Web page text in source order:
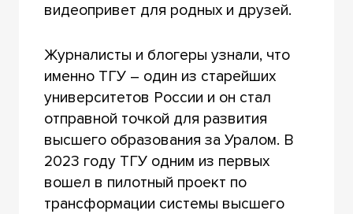
видеопривет для родных и друзей.
Журналисты и блогеры узнали, что
именно ТГУ – один из старейших
университетов России и он стал
отправной точкой для развития
высшего образования за Уралом. В
2023 году ТГУ одним из первых
вошел в пилотный проект по
трансформации системы высшего